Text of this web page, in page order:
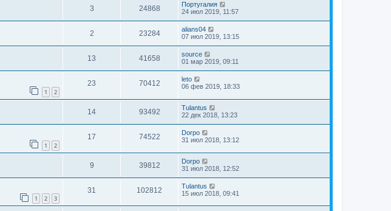
3 24868
Португалия
24 июл 2019, 11:57
2 23284
alians04
07 июл 2019, 13:15
13 41658
source
01 мар 2019, 09:11
1 2
23 70412
leto
06 фев 2019, 18:33
14 93492
Tulantus
22 дек 2018, 13:23
1 2
17 74522
Dorpo
31 июл 2018, 13:12
9 39812
Dorpo
31 июл 2018, 12:52
1 2 3
31 102812
Tulantus
15 июл 2018, 09:41